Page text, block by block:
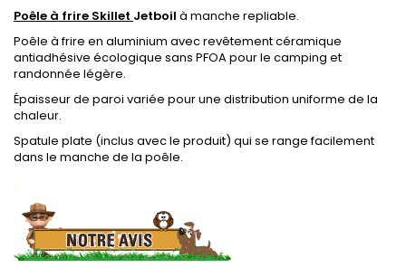
Poêle à frire Skillet Jetboil à manche repliable.
Poêle à frire en aluminium avec revêtement céramique
antiadhésive écologique sans PFOA pour le camping et
randonnée légère.
Épaisseur de paroi variée pour une distribution uniforme de la
chaleur.
Spatule plate (inclus avec le produit) qui se range facilement
dans le manche de la poêle.
.